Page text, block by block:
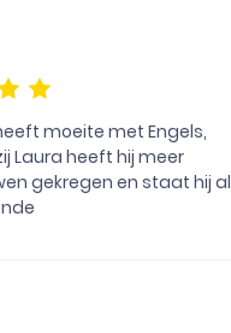
moeite met Engels,
Laura heeft hij meer
gekregen en staat hij al